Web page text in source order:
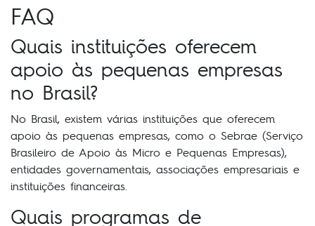
FAQ
Quais instituições oferecem
apoio às pequenas empresas
no Brasil?
No Brasil, existem várias instituições que oferecem
apoio às pequenas empresas, como o Sebrae (Serviço
Brasileiro de Apoio às Micro e Pequenas Empresas),
entidades governamentais, associações empresariais e
instituições financeiras.
Quais programas de